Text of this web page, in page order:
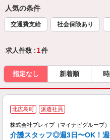
人気の条件
交通費支給 社会保険あり
求人件数 : 1件
指定なし 新着順
北広島町 派遣社員
株式会社ブレイブ（マイナビグループ
介護スタッフ◎週3日〜OK！